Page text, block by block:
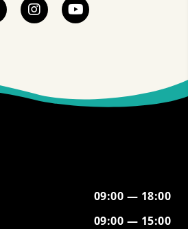
09:00 — 18:00
09:00 — 15:00